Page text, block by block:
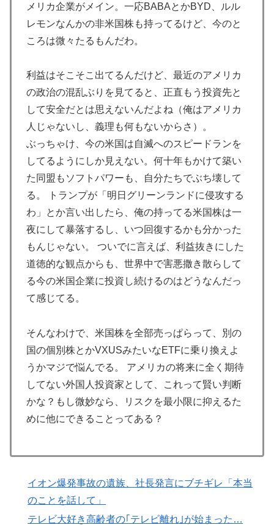
▶
韓国人「フランスの有力紙も大韓サッカー協会前代未聞
の不祥事を詳細に報道！」→「国際的スキャンダルに発
展してしまう‥」
海外でも凄すぎると絶賛
▶
大地震が起きても手術をやり遂げる日本の医療チーム、
海外でも凄すぎると絶賛
▶
日本旅行キャンセルすべきか…1万年ぶり史上最大級の
火山の兆し＝韓国の反応
の反応をご覧ください・・・」→「」
▶
海外「海外発祥なのに、今では日本で定着してるものっ
て何？その逆も教えて！」（海外の反応）
▶
海外「日本人はなんて気高いんだ！」 英高級紙も驚愕
した極限の中の日本人の姿に世界が衝撃
▶
韓国人「熊本地震で見る日本の土木技術の完全勝利をご
覧ください」→「これはすごいわ」「こういうのを見る
▶
韓国人「過去のW杯で韓国代表がドーピング検査をすり
抜けるように注射していたものがこちら…」→「恥ずか
しい…（ﾌﾞﾙﾌﾞﾙ」＝韓国の反応
の湖「肝心の場面で毎回カメラが逃げる」【海外の反
応】
パスポート試験対策
▶
韓国人「韓国人が衝撃を受けた意外な日本の運転文化が
こちらです‥」→「日本人はこんなに徹底している‥」
▶
【朗報】韓国人「日本のサッカー選手、90年代の映画ス
メリカ企業がメイン。一応BABAとかBYD、ルル
レモンなんかの非米国株も持ってるけど、今のと
ころは微々たるもんだわ。
利益はそこそこ出てるんだけど、最近のアメリカ
の政治の混乱ぶりを見てると、正直もう投資先と
して安全だとは思えないんだよね（俺はアメリカ
人じゃないし、義理も何もないからさ）。
ぶっちゃけ、今の米国は自滅へのスピードランを
してるようにしか見えない。何十年もかけて築い
た同盟もソフトパワーも、自分たちでぶち壊して
る。 トランプが「明日グリーンランドに侵攻する
わ」とか言い出したら、俺の持ってる米国株は一
夜にして暴落するし、いつ回復するかも分かった
もんじゃない。 ついでに言えば、利益抜きにした
道徳的な観点からも、世界中で害悪撒き散らして
る今の米国企業に投資し続けるのはどうなんだっ
て感じてる。
そんなわけで、米国株を全部売っぱらって、別の
国の個別株とかVXUSみたいなETFに乗り換えよ
うかマジで悩んでる。 アメリカの将来に全く期待
してない外国人投資家として、これって賢い判断
かな？もし微妙なら、リスクを最小限に抑えるた
めに他にできることってある？
イオン爆発事故の遺族、社長発言にブチギレ「本当
のことを話して」
テレビ大好き高齢者の｢テレビ離れ｣が始まった…